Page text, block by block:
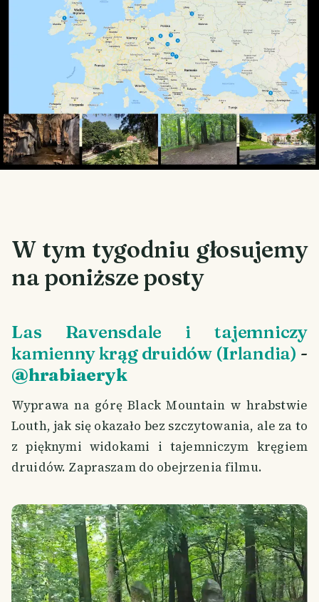
W tym tygodniu głosujemy
na poniższe posty
Las Ravensdale i tajemniczy
kamienny krąg druidów (Irlandia) -
@hrabiaeryk
Wyprawa na górę Black Mountain w hrabstwie
Louth, jak się okazało bez szczytowania, ale za to
z pięknymi widokami i tajemniczym kręgiem
druidów. Zapraszam do obejrzenia filmu.